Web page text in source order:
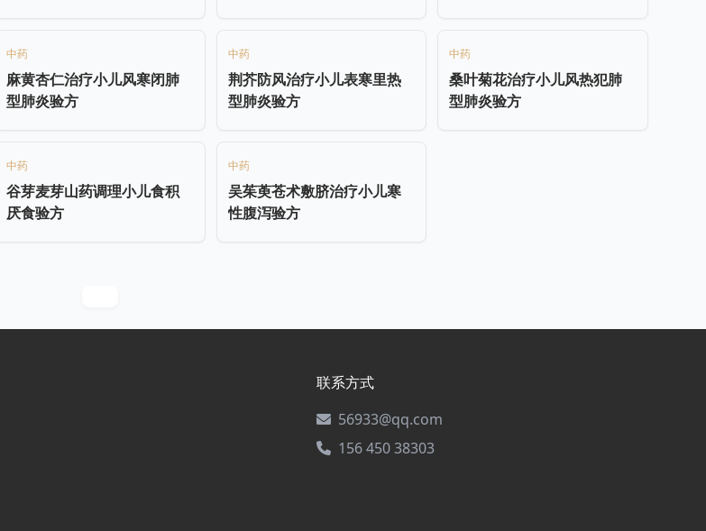
中药
麻黄杏仁治疗小儿风寒闭肺
型肺炎验方
中药
荆芥防风治疗小儿表寒里热
型肺炎验方
中药
桑叶菊花治疗小儿风热犯肺
型肺炎验方
中药
谷芽麦芽山药调理小儿食积
厌食验方
中药
吴茱萸苍术敷脐治疗小儿寒
性腹泻验方
联系方式
56933@qq.com
156 450 38303